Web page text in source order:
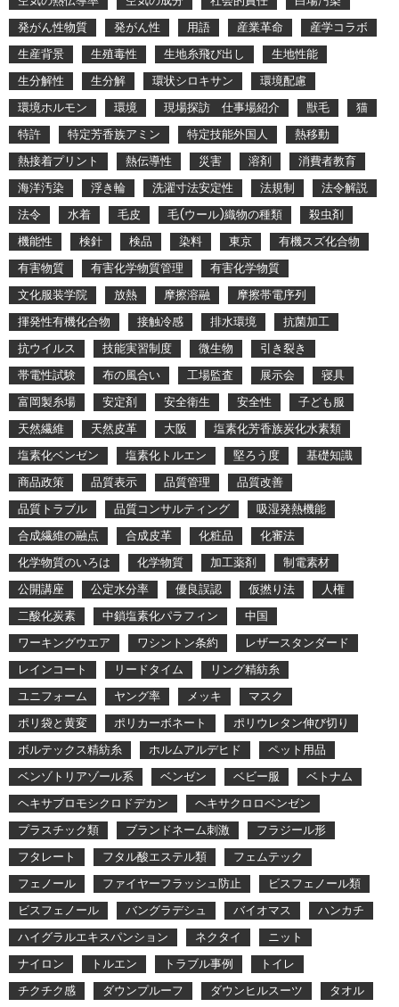
発がん性物質
発がん性 用語 産業革命
産学コラボ
生産背景
生殖毒性 生地糸飛び出し
生地性能
生分解性
生分解 環状シロキサン
環境配慮
環境ホルモン
環境 現場探訪 仕事場紹介 獣毛
猫
特許
特定芳香族アミン 特定技能外国人
熱移動
熱接着プリント
熱伝導性 災害 溶剤
消費者教育
海洋汚染
浮き輪 洗濯寸法安定性 法規制
法令解説
法令
水着 毛皮 毛(ウール)織物の種類
殺虫剤
機能性
検針 検品 染料 東京
有機スズ化合物
有害物質
有害化学物質管理
有害化学物質
文化服装学院
放熱 摩擦溶融
摩擦帯電序列
揮発性有機化合物
接触冷感 排水環境
抗菌加工
抗ウイルス
技能実習制度 微生物
引き裂き
帯電性試験
布の風合い 工場監査 展示会
寝具
富岡製糸場
安定剤 安全衛生 安全性
子ども服
天然繊維
天然皮革 大阪
塩素化芳香族炭化水素類
塩素化ベンゼン
塩素化トルエン 堅ろう度
基礎知識
商品政策
品質表示 品質管理
品質改善
品質トラブル
品質コンサルティング
吸湿発熱機能
合成繊維の融点
合成皮革 化粧品
化審法
化学物質のいろは
化学物質 加工薬剤
制電素材
公開講座
公定水分率 優良誤認 仮撚り法
人権
二酸化炭素
中鎖塩素化パラフィン
中国
ワーキングウエア
ワシントン条約
レザースタンダード
レインコート
リードタイム
リング精紡糸
ユニフォーム
ヤング率 メッキ
マスク
ポリ袋と黄変
ポリカーボネート
ポリウレタン伸び切り
ボルテックス精紡糸
ホルムアルデヒド
ペット用品
ベンゾトリアゾール系
ベンゼン ベビー服
ベトナム
ヘキサブロモシクロドデカン
ヘキサクロロベンゼン
プラスチック類
ブランドネーム刺激
フラジール形
フタレート
フタル酸エステル類
フェムテック
フェノール
ファイヤーフラッシュ防止
ビスフェノール類
ビスフェノール
バングラデシュ バイオマス
ハンカチ
ハイグラルエキスパンション
ネクタイ
ニット
ナイロン
トルエン トラブル事例
トイレ
チクチク感
ダウンプルーフ ダウンヒルスーツ タオル